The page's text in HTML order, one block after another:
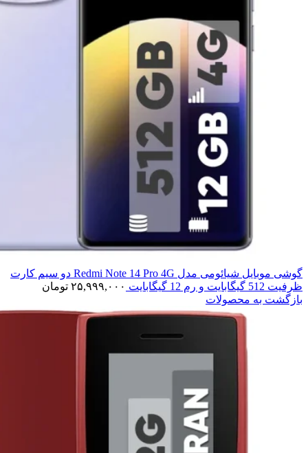
گوشی موبایل شیائومی مدل Redmi Note 14 Pro 4G دو سیم کارت
ظرفیت 512 گیگابایت و رم 12 گیگابایت
۲۵,۹۹۹,۰۰۰ تومان
بازگشت به محصولات